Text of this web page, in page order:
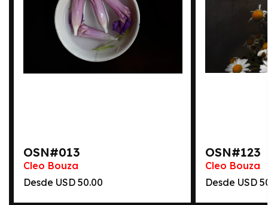
OSN#013
Cleo Bouza
Desde
50.00
OSN#123
Cleo Bouza
Desde